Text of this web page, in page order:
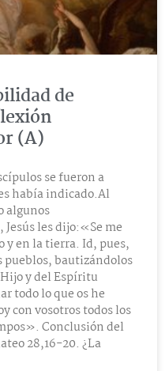
de
(A)
se fueron a
había indicado.Al
algunos
les dijo:«Se me
y en la tierra. Id, pues,
pueblos, bautizándolos
y del Espíritu
todo lo que os he
con vosotros todos los
Conclusión del
28,16-20. ¿La